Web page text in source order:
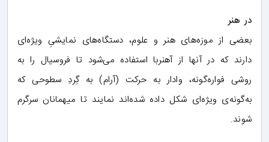
در هنر
بعضی از موزه‌های هنر و علوم، دستگاه‌های نمایشیِ ویژه‌ای
دارند که در آنها از آهنربا استفاده می‌شود تا فروسیال را به
روشی فواره‌گونه، وادار به حرکت (آرام) به گِردِ سطوحی که
به‌گونه‌ی ویژه‌ای شکل داده شده‌اند نمایند تا میهمانان سرگرم
شوند.